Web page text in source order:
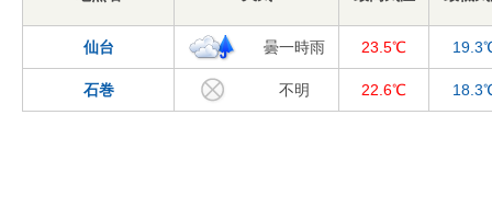
仙台 曇一時雨 23.5℃
石巻 不明 22.6℃